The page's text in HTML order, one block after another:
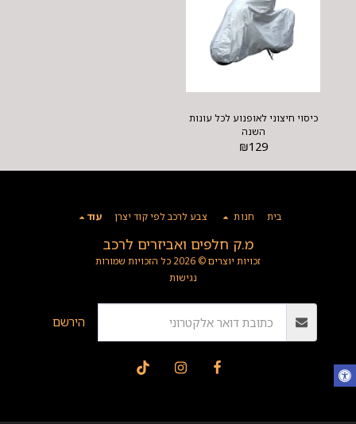
כיסוי חיצוני לאופנוע לכל עונות
השנה
₪129
מ.ק חלפים ואביזרים לרכב
זכויות יוצרים © 2026 כל הזכויות שמורות
נגישות
בית חנות צבע לרכב לפי קוד יצרן עוד
הירשם